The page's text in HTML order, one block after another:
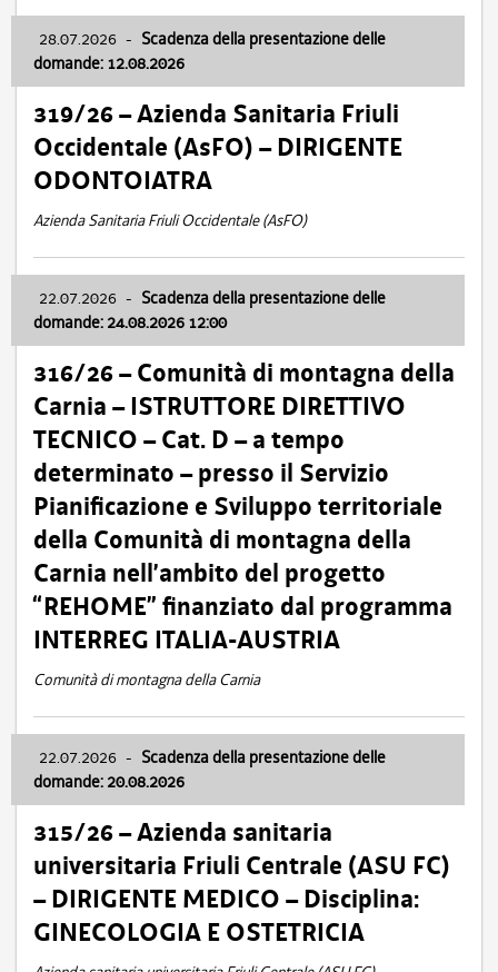
28.07.2026 - Scadenza della presentazione delle
domande: 12.08.2026
319/26 – Azienda Sanitaria Friuli
Occidentale (AsFO) – DIRIGENTE
ODONTOIATRA
Azienda Sanitaria Friuli Occidentale (AsFO)
22.07.2026 - Scadenza della presentazione delle
domande: 24.08.2026 12:00
316/26 – Comunità di montagna della
Carnia – ISTRUTTORE DIRETTIVO
TECNICO – Cat. D – a tempo
determinato – presso il Servizio
Pianificazione e Sviluppo territoriale
della Comunità di montagna della
Carnia nell’ambito del progetto
“REHOME” finanziato dal programma
INTERREG ITALIA-AUSTRIA
Comunità di montagna della Carnia
22.07.2026 - Scadenza della presentazione delle
domande: 20.08.2026
315/26 – Azienda sanitaria
universitaria Friuli Centrale (ASU FC)
– DIRIGENTE MEDICO – Disciplina:
GINECOLOGIA E OSTETRICIA